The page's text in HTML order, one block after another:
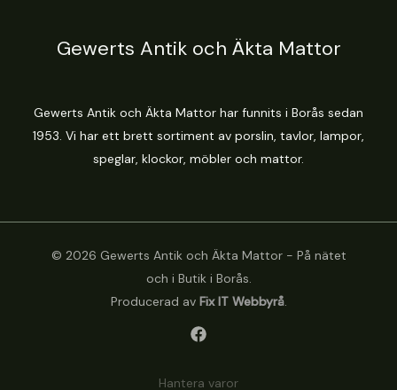
Gewerts Antik och Äkta Mattor
Gewerts Antik och Äkta Mattor har funnits i Borås sedan
1953. Vi har ett brett sortiment av porslin, tavlor, lampor,
speglar, klockor, möbler och mattor.
© 2026 Gewerts Antik och Äkta Mattor - På nätet
och i Butik i Borås.
Producerad av Fix IT Webbyrå.
Hantera varor